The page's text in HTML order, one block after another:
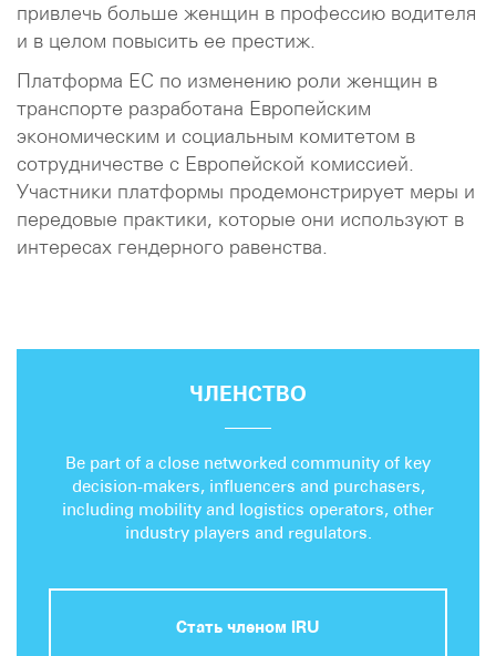
привлечь больше женщин в профессию водителя
и в целом повысить ее престиж.
Платформа ЕС по изменению роли женщин в
транспорте разработана Европейским
экономическим и социальным комитетом в
сотрудничестве с Европейской комиссией.
Участники платформы продемонстрирует меры и
передовые практики, которые они используют в
интересах гендерного равенства.
ЧЛЕНСТВО
Be part of a close networked community of key
decision-makers, influencers and purchasers,
including mobility and logistics operators, other
industry players and regulators.
Стать членом IRU